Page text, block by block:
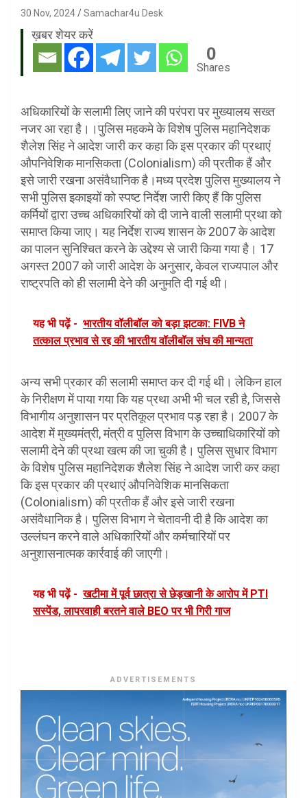
30 Nov, 2024 Samachar4u Desk
ख़बर शेयर करें
0
Shares
अधिकारियों के सलामी लिए जाने की परंपरा पर मुख्यालय सख्त
नजर आ रहा है।।पुलिस महकमे के विशेष पुलिस महानिदेशक
शैलेश सिंह ने आदेश जारी कर कहा कि इस प्रकार की प्रथाएं
औपनिवेशिक मानसिकता (Colonialism) की प्रतीक हैं और
इसे जारी रखना असंवैधानिक है।मध्य प्रदेश पुलिस मुख्यालय ने
सभी पुलिस इकाइयों को स्पष्ट निर्देश जारी किए हैं कि पुलिस
कर्मियों द्वारा उच्च अधिकारियों को दी जाने वाली सलामी प्रथा को
समाप्त किया जाए। यह निर्देश राज्य शासन के 2007 के आदेश
का पालन सुनिश्चित करने के उद्देश्य से जारी किया गया है। 17
अगस्त 2007 को जारी आदेश के अनुसार, केवल राज्यपाल और
राष्ट्रपति को ही सलामी देने की अनुमति दी गई थी।
यह भी पढ़ें - भारतीय वॉलीबॉल को बड़ा झटका: FIVB ने
तत्काल प्रभाव से रद्द की भारतीय वॉलीबॉल संघ की मान्यता
अन्य सभी प्रकार की सलामी समाप्त कर दी गई थी। लेकिन हाल
के निरीक्षण में पाया गया कि यह प्रथा अभी भी चल रही है, जिससे
विभागीय अनुशासन पर प्रतिकूल प्रभाव पड़ रहा है। 2007 के
आदेश में मुख्यमंत्री, मंत्री व पुलिस विभाग के उच्चाधिकारियों को
सलामी देने की प्रथा खत्म की जा चुकी है। पुलिस सुधार विभाग
के विशेष पुलिस महानिदेशक शैलेश सिंह ने आदेश जारी कर कहा
कि इस प्रकार की प्रथाएं औपनिवेशिक मानसिकता
(Colonialism) की प्रतीक हैं और इसे जारी रखना
असंवैधानिक है। पुलिस विभाग ने चेतावनी दी है कि आदेश का
उल्लंघन करने वाले अधिकारियों और कर्मचारियों पर
अनुशासनात्मक कार्रवाई की जाएगी।
यह भी पढ़ें - खटीमा में पूर्व छात्रा से छेड़खानी के आरोप में PTI
सस्पेंड, लापरवाही बरतने वाले BEO पर भी गिरी गाज
ADVERTISEMENTS